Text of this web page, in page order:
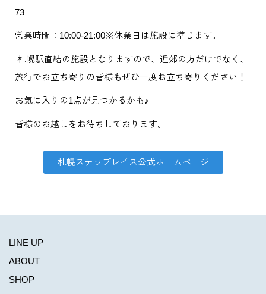
73
営業時間：10:00-21:00※休業日は施設に準じます。
札幌駅直結の施設となりますので、近郊の方だけでなく、
旅行でお立ち寄りの皆様もぜひ一度お立ち寄りください！
お気に入りの1点が見つかるかも♪
皆様のお越しをお待ちしております。
札幌ステラプレイス公式ホームページ
LINE UP
ABOUT
SHOP